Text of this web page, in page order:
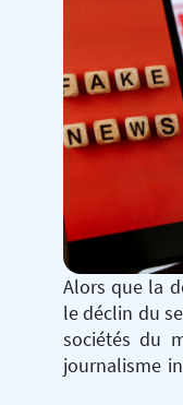
Alors que la
le déclin du
sociétés du
journalisme